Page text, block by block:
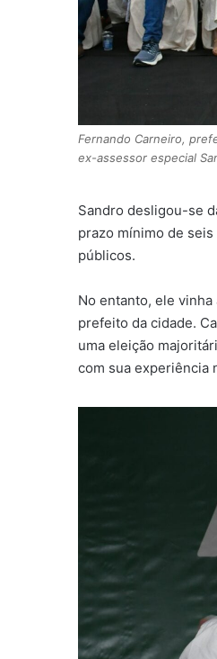
Fernando Carneiro,
ex-assessor especial
Sandro desligou-se
prazo mínimo de
públicos.
No entanto, ele
prefeito da cidade.
uma eleição
com sua experiência